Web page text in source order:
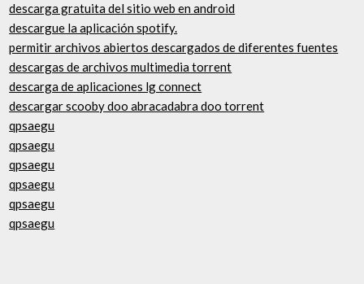
descarga gratuita del sitio web en android
descargue la aplicación spotify.
permitir archivos abiertos descargados de diferentes fuentes
descargas de archivos multimedia torrent
descarga de aplicaciones lg connect
descargar scooby doo abracadabra doo torrent
qpsaegu
qpsaegu
qpsaegu
qpsaegu
qpsaegu
qpsaegu